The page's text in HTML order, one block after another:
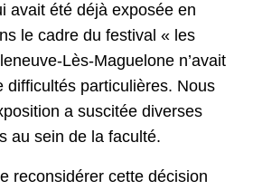
avait été déjà exposée en
le cadre du festival « les
Lès-Maguelone n’avait
difficultés particulières. Nous
a suscitée diverses
au sein de la faculté.
reconsidérer cette décision